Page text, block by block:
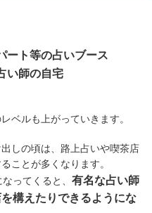
ート等の占いブース
い師の自宅
ベルも上がっていきます。
しの頃は、路上占いや喫茶店
ことが多くなります。
なってくると、 有名な占い師
構えたりできるようにな